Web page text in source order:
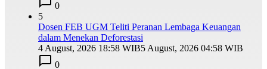
0
5
Dosen FEB UGM Teliti Peranan Lembaga Keuangan
dalam Menekan Deforestasi
4 August, 2026 18:58 WIB5 August, 2026 04:58 WIB
0